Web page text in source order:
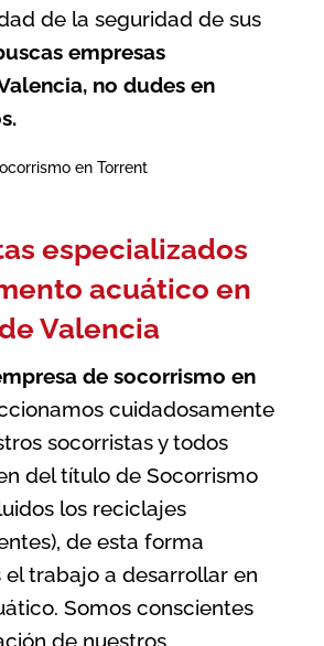
de la seguridad de sus
empresas
, no dudes en
especializados
acuático en
Valencia
de socorrismo en
cuidadosamente
socorristas y todos
del título de Socorrismo
los reciclajes
de esta forma
el trabajo a desarrollar en
Somos conscientes
de nuestros